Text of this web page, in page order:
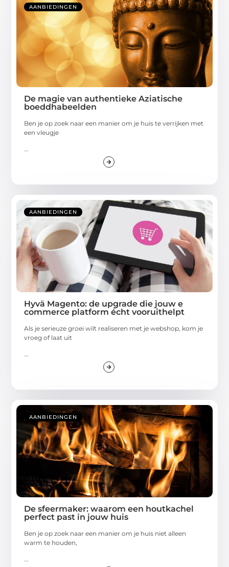
AANBIEDINGEN
De magie van authentieke Aziatische
boeddhabeelden
Ben je op zoek naar een manier om je huis te verrijken met
een vleugje
...
AANBIEDINGEN
Hyvä Magento: de upgrade die jouw e
commerce platform écht vooruithelpt
Als je serieuze groei wilt realiseren met je webshop, kom je
vroeg of laat uit
...
AANBIEDINGEN
De sfeermaker: waarom een houtkachel
perfect past in jouw huis
Ben je op zoek naar een manier om je huis niet alleen
warm te houden,
...